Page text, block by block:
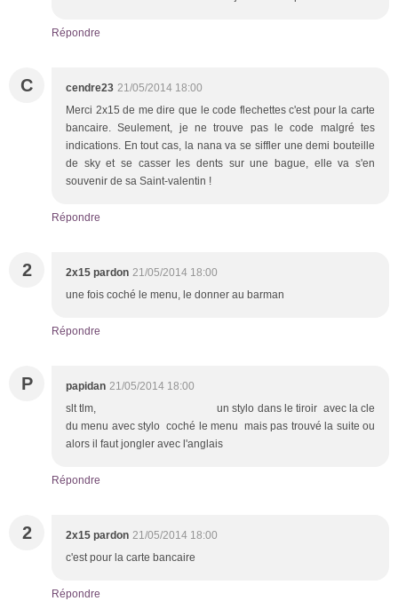
Répondre
C cendre23 21/05/2014 18:00
Merci 2x15 de me dire que le code flechettes c'est pour la carte
bancaire. Seulement, je ne trouve pas le code malgré tes
indications. En tout cas, la nana va se siffler une demi bouteille
de sky et se casser les dents sur une bague, elle va s'en
souvenir de sa Saint-valentin !
Répondre
2 2x15 pardon 21/05/2014 18:00
une fois coché le menu, le donner au barman
Répondre
P papidan 21/05/2014 18:00
slt tlm, un stylo dans le tiroir avec la cle
du menu avec stylo coché le menu mais pas trouvé la suite ou
alors il faut jongler avec l'anglais
Répondre
2 2x15 pardon 21/05/2014 18:00
c'est pour la carte bancaire
Répondre